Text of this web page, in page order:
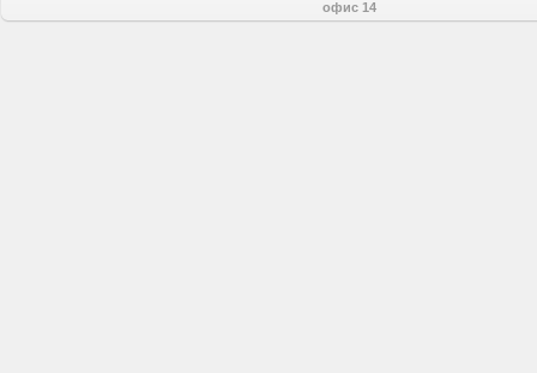
офис 14